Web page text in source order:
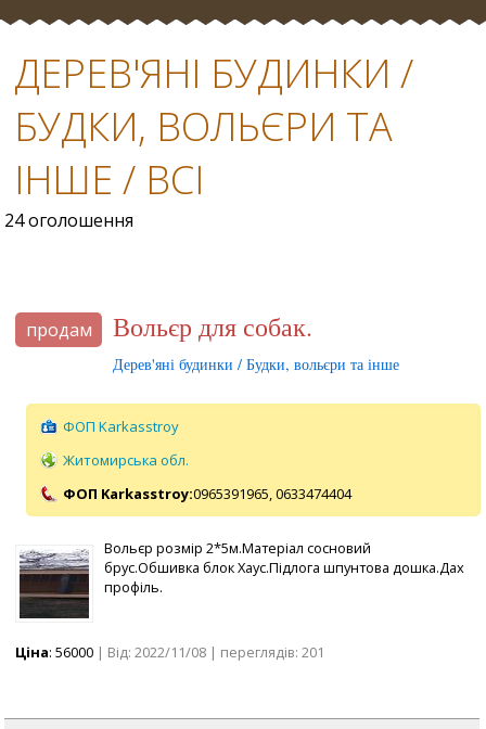
ДЕРЕВ'ЯНІ БУДИНКИ /
БУДКИ, ВОЛЬЄРИ ТА
ІНШЕ / ВСІ
24 оголошення
продам Вольєр для собак.
Дерев'яні будинки / Будки, вольєри та інше
ФОП Karkasstroy
Житомирська обл.
ФОП Karkasstroy:0965391965, 0633474404
Вольєр розмір 2*5м.Матеріал сосновий
брус.Обшивка блок Хаус.Підлога шпунтова дошка.Дах
профіль.
Ціна: 56000 | Від: 2022/11/08 | переглядів: 201